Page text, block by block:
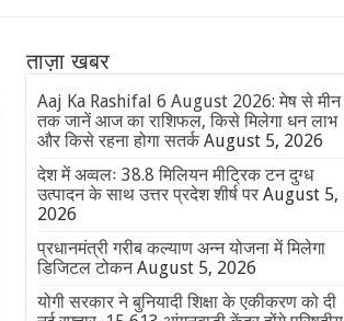
ताज़ा खबर
Aaj Ka Rashifal 6 August 2026: मेष से मीन
तक जानें आज का राशिफल, किसे मिलेगा धन लाभ
और किसे रहना होगा सतर्क August 5, 2026
देश में अव्वलः 38.8 मिलियन मीट्रिक टन दुग्ध
उत्पादन के साथ उत्तर प्रदेश शीर्ष पर August 5,
2026
प्रधानमंत्री गरीब कल्याण अन्न योजना में मिलेगा
डिजिटल टोकन August 5, 2026
योगी सरकार ने बुनियादी शिक्षा के एकीकरण को दी